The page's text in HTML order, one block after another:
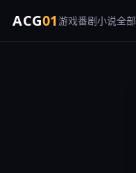
ACG01游戏番剧小说全部